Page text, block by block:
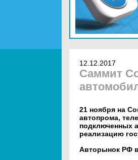
12.12.2017
Саммит
21 ноября на
автопрома,
подключенных
реализацию
Авторынок РФ в